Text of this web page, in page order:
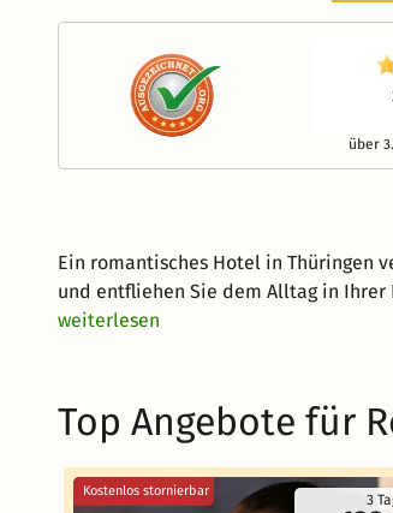
über
Ein romantisches Hotel in Thüringen
und entfliehen Sie dem Alltag in
weiterlesen
Top Angebote für
3
Kostenlos stornierbar